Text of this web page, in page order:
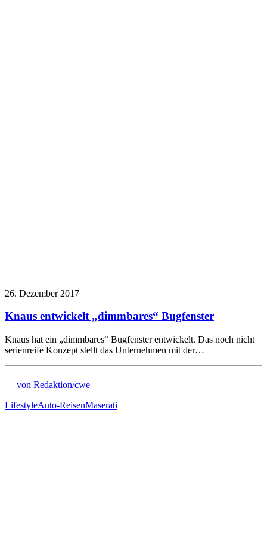
26. Dezember 2017
Knaus entwickelt „dimmbares“ Bugfenster
Knaus hat ein „dimmbares“ Bugfenster entwickelt. Das noch nicht
serienreife Konzept stellt das Unternehmen mit der…
von Redaktion/cwe
LifestyleAuto-ReisenMaserati